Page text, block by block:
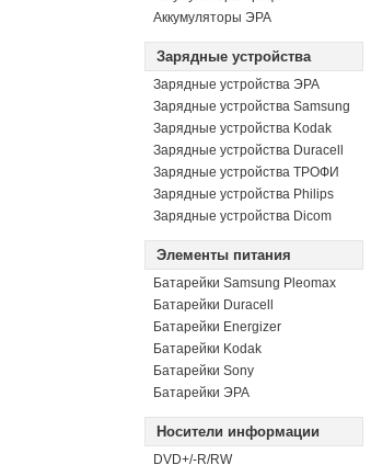
Аккумуляторы ЭРА
Зарядные устройства
Зарядные устройства ЭРА
Зарядные устройства Samsung
Зарядные устройства Kodak
Зарядные устройства Duracell
Зарядные устройства ТРОФИ
Зарядные устройства Philips
Зарядные устройства Dicom
Элементы питания
Батарейки Samsung Pleomax
Батарейки Duracell
Батарейки Energizer
Батарейки Kodak
Батарейки Sony
Батарейки ЭРА
Носители информации
DVD+/-R/RW